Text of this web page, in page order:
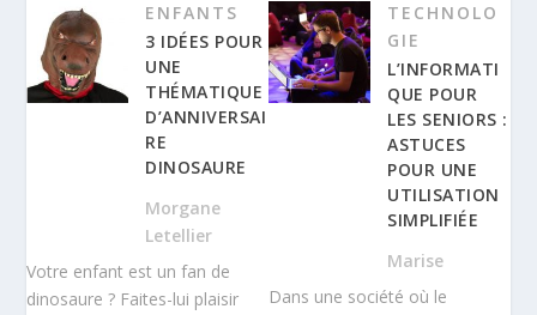
ENFANTS
3 IDÉES POUR
UNE
THÉMATIQUE
D’ANNIVERSAI
RE
DINOSAURE
Morgane
Letellier
Votre enfant est un fan de
dinosaure ? Faites-lui plaisir
TECHNOLO
GIE
L’INFORMATI
QUE POUR
LES SENIORS :
ASTUCES
POUR UNE
UTILISATION
SIMPLIFIÉE
Marise
Dans une société où le